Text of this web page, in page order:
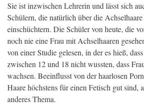
Sie ist inzwischen Lehrerin und lässt sich
Schülern, die natürlich über die
einschüchtern. Die Schüler von heute, die
noch nie eine Frau mit Achselhaaren
von einer Studie gelesen, in der es hieß,
zwischen 12 und 18 nicht wussten, dass
wachsen. Beeinflusst von der haarlosen
Haare höchstens für einen Fetisch gut sind,
anderes Thema.